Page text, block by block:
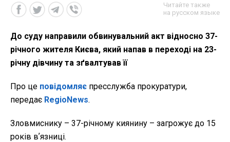
Читайте также
на русском языке
До суду направили обвинувальний акт відносно 37-
річного жителя Києва, який напав в переході на 23-
річну дівчину та зґвалтував її
Про це повідомляє пресслужба прокуратури,
передає RegioNews.
Зловмиснику – 37-річному киянину – загрожує до 15
років вʼязниці.